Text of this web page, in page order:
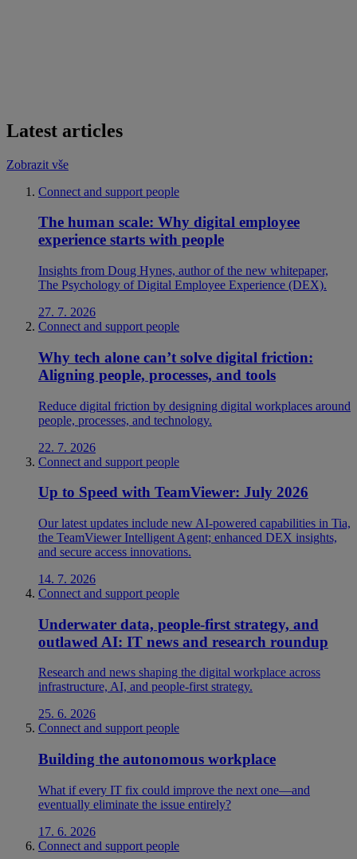
Latest articles
Zobrazit vše
Connect and support people
The human scale: Why digital employee
experience starts with people
Insights from Doug Hynes, author of the new whitepaper,
The Psychology of Digital Employee Experience (DEX).
27. 7. 2026
Connect and support people
Why tech alone can’t solve digital friction:
Aligning people, processes, and tools
Reduce digital friction by designing digital workplaces around
people, processes, and technology.
22. 7. 2026
Connect and support people
Up to Speed with TeamViewer: July 2026
Our latest updates include new AI-powered capabilities in Tia,
the TeamViewer Intelligent Agent; enhanced DEX insights,
and secure access innovations.
14. 7. 2026
Connect and support people
Underwater data, people-first strategy, and
outlawed AI: IT news and research roundup
Research and news shaping the digital workplace across
infrastructure, AI, and people-first strategy.
25. 6. 2026
Connect and support people
Building the autonomous workplace
What if every IT fix could improve the next one—and
eventually eliminate the issue entirely?
17. 6. 2026
Connect and support people